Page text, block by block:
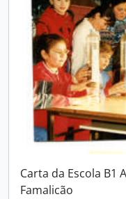
Carta da Escola B1
Famalicão